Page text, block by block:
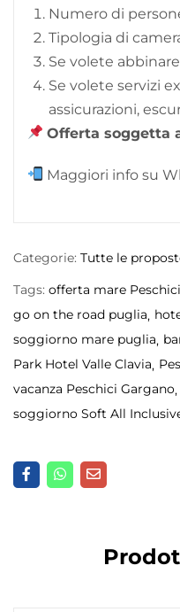
Numero di
Tipologia di
Se volete
Se volete servizi
assicurazioni,
Offerta soggetta
Maggiori info su
Categorie: Tutte le
Tags: offerta mare Peschici
go on the road puglia
soggiorno mare puglia
Park Hotel Valle Clavia
vacanza Peschici Gargano
soggiorno Soft All